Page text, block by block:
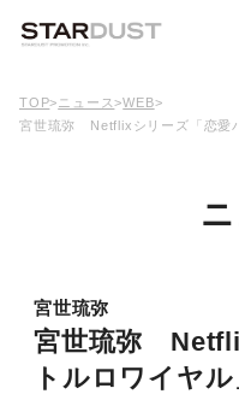
TOP> ニュース>WEB>
宮世琉弥 Netflixシリーズ「恋愛
宮世琉弥
宮世琉弥
トルロワイヤル